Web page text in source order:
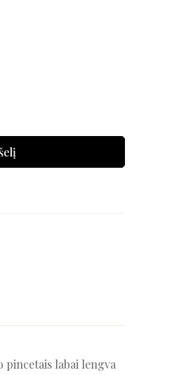
pincetais labai lengva